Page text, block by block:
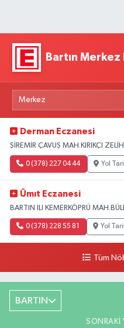
Bartın
Derman Eczanesi
ŞİREMİR ÇAVUŞ MAH.KIRIKÇI
0 (378) 227 04 44 Yol
Ümıt Eczanesi
BARTIN ILI KEMERKÖPRÜ
0 (378) 228 55 81 Yol
Tüm
BARTIN
SONRAKI